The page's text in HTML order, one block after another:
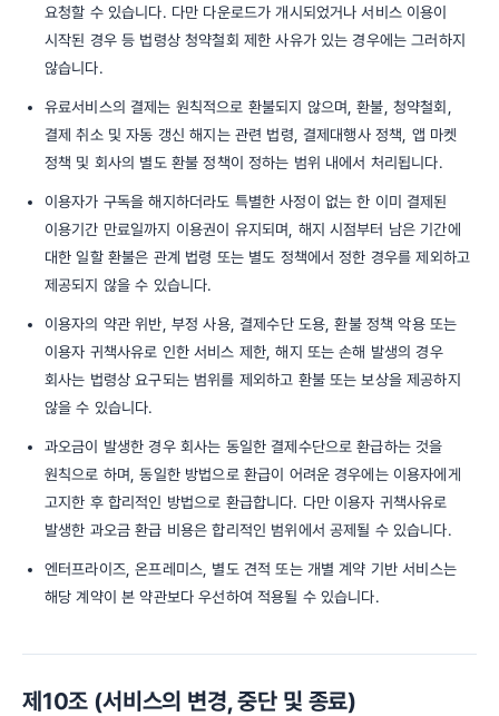
요청할 수 있습니다. 다만 다운로드가 개시되었거나 서비스 이용이
시작된 경우 등 법령상 청약철회 제한 사유가 있는 경우에는 그러하지
않습니다.
유료서비스의 결제는 원칙적으로 환불되지 않으며, 환불, 청약철회,
결제 취소 및 자동 갱신 해지는 관련 법령, 결제대행사 정책, 앱 마켓
정책 및 회사의 별도 환불 정책이 정하는 범위 내에서 처리됩니다.
이용자가 구독을 해지하더라도 특별한 사정이 없는 한 이미 결제된
이용기간 만료일까지 이용권이 유지되며, 해지 시점부터 남은 기간에
대한 일할 환불은 관계 법령 또는 별도 정책에서 정한 경우를 제외하고
제공되지 않을 수 있습니다.
이용자의 약관 위반, 부정 사용, 결제수단 도용, 환불 정책 악용 또는
이용자 귀책사유로 인한 서비스 제한, 해지 또는 손해 발생의 경우
회사는 법령상 요구되는 범위를 제외하고 환불 또는 보상을 제공하지
않을 수 있습니다.
과오금이 발생한 경우 회사는 동일한 결제수단으로 환급하는 것을
원칙으로 하며, 동일한 방법으로 환급이 어려운 경우에는 이용자에게
고지한 후 합리적인 방법으로 환급합니다. 다만 이용자 귀책사유로
발생한 과오금 환급 비용은 합리적인 범위에서 공제될 수 있습니다.
엔터프라이즈, 온프레미스, 별도 견적 또는 개별 계약 기반 서비스는
해당 계약이 본 약관보다 우선하여 적용될 수 있습니다.
제10조 (서비스의 변경, 중단 및 종료)